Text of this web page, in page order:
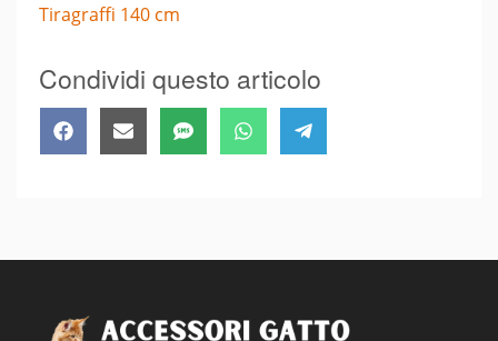
Tiragraffi 140 cm
Condividi questo articolo
Share
on
FacebookShare
on
Email Share
on
SMS Share
on
WhatsAppShare
on